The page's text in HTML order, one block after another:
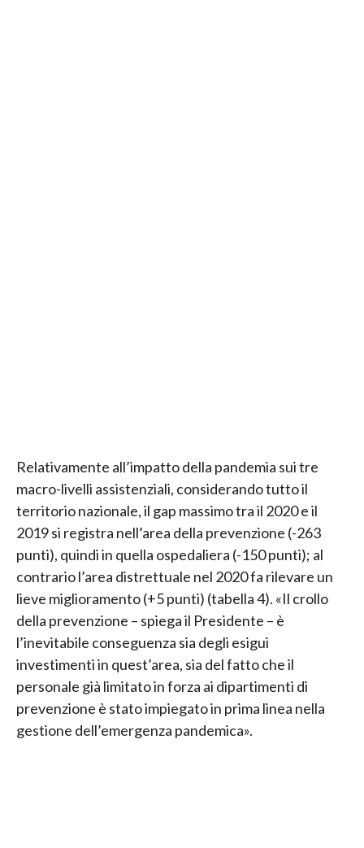
Relativamente all’impatto della pandemia sui tre
macro-livelli assistenziali, considerando tutto il
territorio nazionale, il gap massimo tra il 2020 e il
2019 si registra nell’area della prevenzione (-263
punti), quindi in quella ospedaliera (-150 punti); al
contrario l’area distrettuale nel 2020 fa rilevare un
lieve miglioramento (+5 punti) (tabella 4). «Il crollo
della prevenzione – spiega il Presidente – è
l’inevitabile conseguenza sia degli esigui
investimenti in quest’area, sia del fatto che il
personale già limitato in forza ai dipartimenti di
prevenzione è stato impiegato in prima linea nella
gestione dell’emergenza pandemica».